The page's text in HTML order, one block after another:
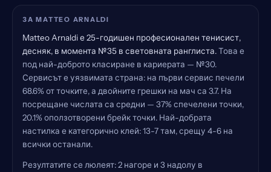
ЗА MATTEO ARNALDI
Matteo Arnaldi е 25-годишен професионален тенисист,
десняк, в момента №35 в световната ранглиста.Това е
под най-доброто класиране в кариерата — №30.
Сервисът е уязвимата страна: на първи сервис печели
68.6% от точките, а двойните грешки на мач са 3.7. На
посрещане числата са средни — 37% спечелени точки,
20.1% оползотворени брейк точки. Най-добрата
настилка е категорично клей: 13-7 там, срещу 4-6 на
всички останали.
Резултатите се люлеят: 2 нагоре и 3 надолу в